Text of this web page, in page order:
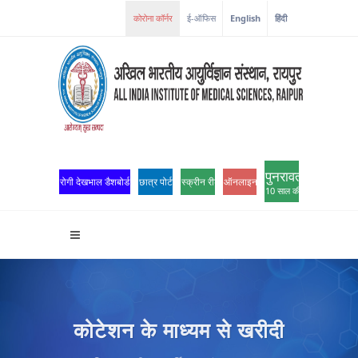
ई-ऑफिस English हिंदी
रोगी देखभाल डैशबोर्ड छात्र पोर्टल स्क्रीन रीडर एक्सेसऑनलाइन ओपीडी पंजीकरण
पुनरावर्तन
10 साल की उत्कृष्टता
कोटेशन के माध्यम से खरीदी